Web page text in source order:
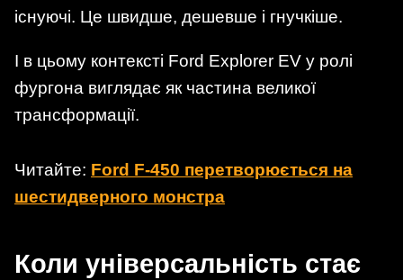
існуючі. Це швидше, дешевше і гнучкіше.
І в цьому контексті Ford Explorer EV у ролі
фургона виглядає як частина великої
трансформації.
Читайте: Ford F-450 перетворюється на
шестидверного монстра
Коли універсальність стає